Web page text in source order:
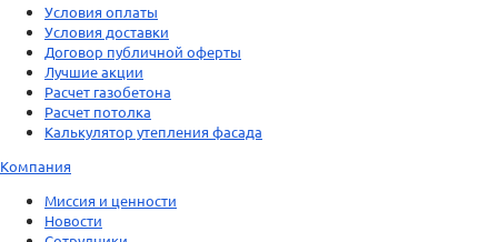
Условия оплаты
Условия доставки
Договор публичной оферты
Лучшие акции
Расчет газобетона
Расчет потолка
Калькулятор утепления фасада
Компания
Миссия и ценности
Новости